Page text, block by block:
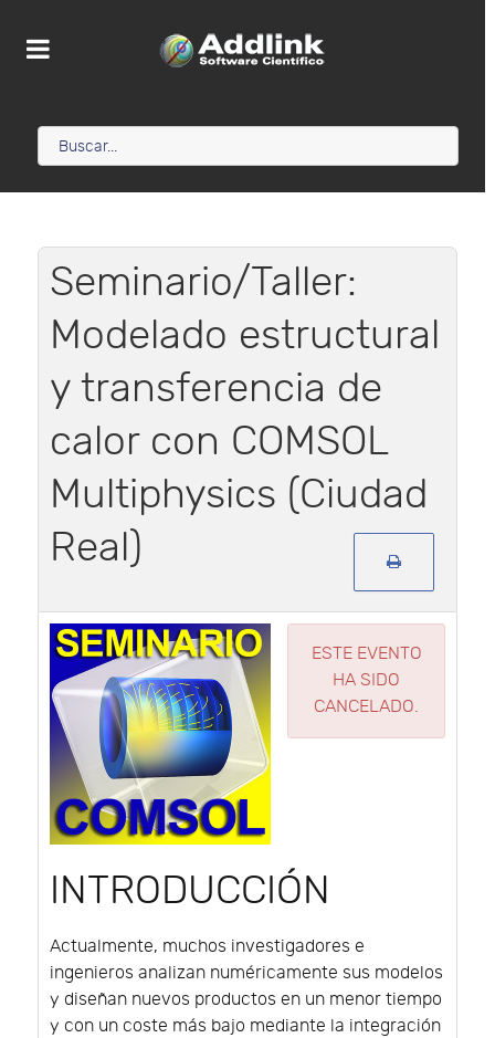
Seminario/Taller:
Modelado estructural
y transferencia de
calor con COMSOL
Multiphysics (Ciudad
Real)
ESTE EVENTO
HA SIDO
CANCELADO.
INTRODUCCIÓN
Actualmente, muchos investigadores e
ingenieros analizan numéricamente sus modelos
y diseñan nuevos productos en un menor tiempo
y con un coste más bajo mediante la integración